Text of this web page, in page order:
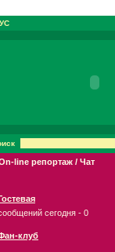
line репортаж / Чат
сегодня - 0
клуб